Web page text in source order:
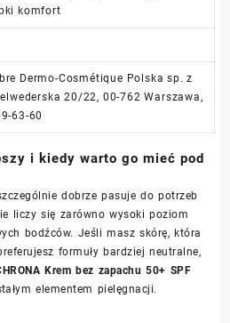
komfort
Dermo-Cosmétique Polska sp. z
20/22, 00-762 Warszawa,
63-60
i kiedy warto go mieć pod
dobrze pasuje do potrzeb
liczy się zarówno wysoki poziom
bodźców. Jeśli masz skórę, która
formuły bardziej neutralne,
Krem bez zapachu 50+ SPF
elementem pielęgnacji.